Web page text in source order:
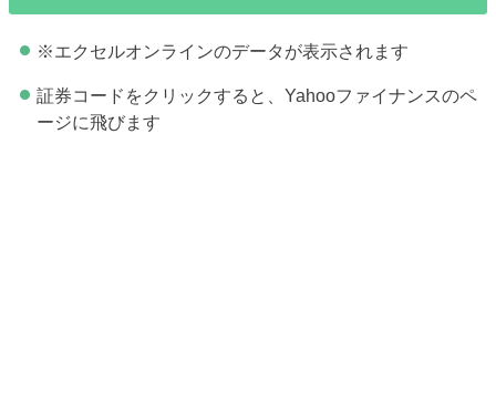
※エクセルオンラインのデータが表示されます
証券コードをクリックすると、Yahooファイナンスのペ
ージに飛びます